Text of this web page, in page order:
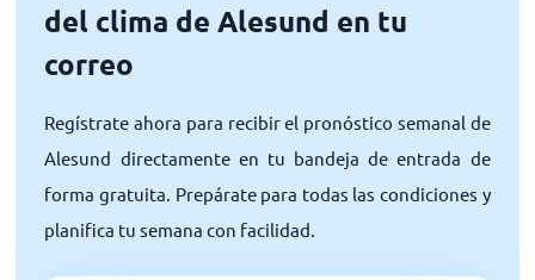
del clima de Alesund en tu
correo
Regístrate ahora para recibir el pronóstico semanal de
Alesund directamente en tu bandeja de entrada de
forma gratuita. Prepárate para todas las condiciones y
planifica tu semana con facilidad.